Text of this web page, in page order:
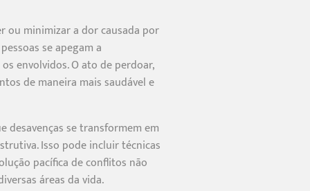
ou minimizar a dor causada por
se apegam a
envolvidos. O ato de perdoar,
de maneira mais saudável e
desavenças se transformem em
Isso pode incluir técnicas
pacífica de conflitos não
áreas da vida.